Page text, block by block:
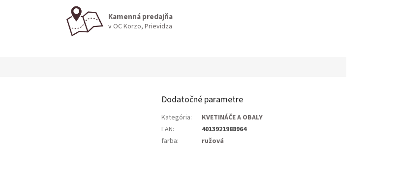
Kamenná predajňa
v OC Korzo, Prievidza
Dodatočné parametre
Kategória:
KVETINÁČE A OBALY
EAN:
4013921988964
farba: ružová